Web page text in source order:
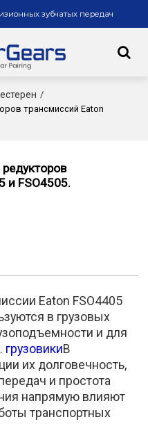
зубчатых передач
/
трансмиссий Eaton
и FSO4505.
Eaton FSO4405
в грузовых
и для
грузовикиВ
их долговечность,
и простота
напрямую влияют
транспортных